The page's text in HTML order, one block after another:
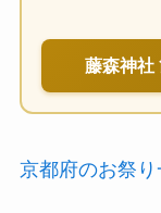
藤森神社
京都府のお祭